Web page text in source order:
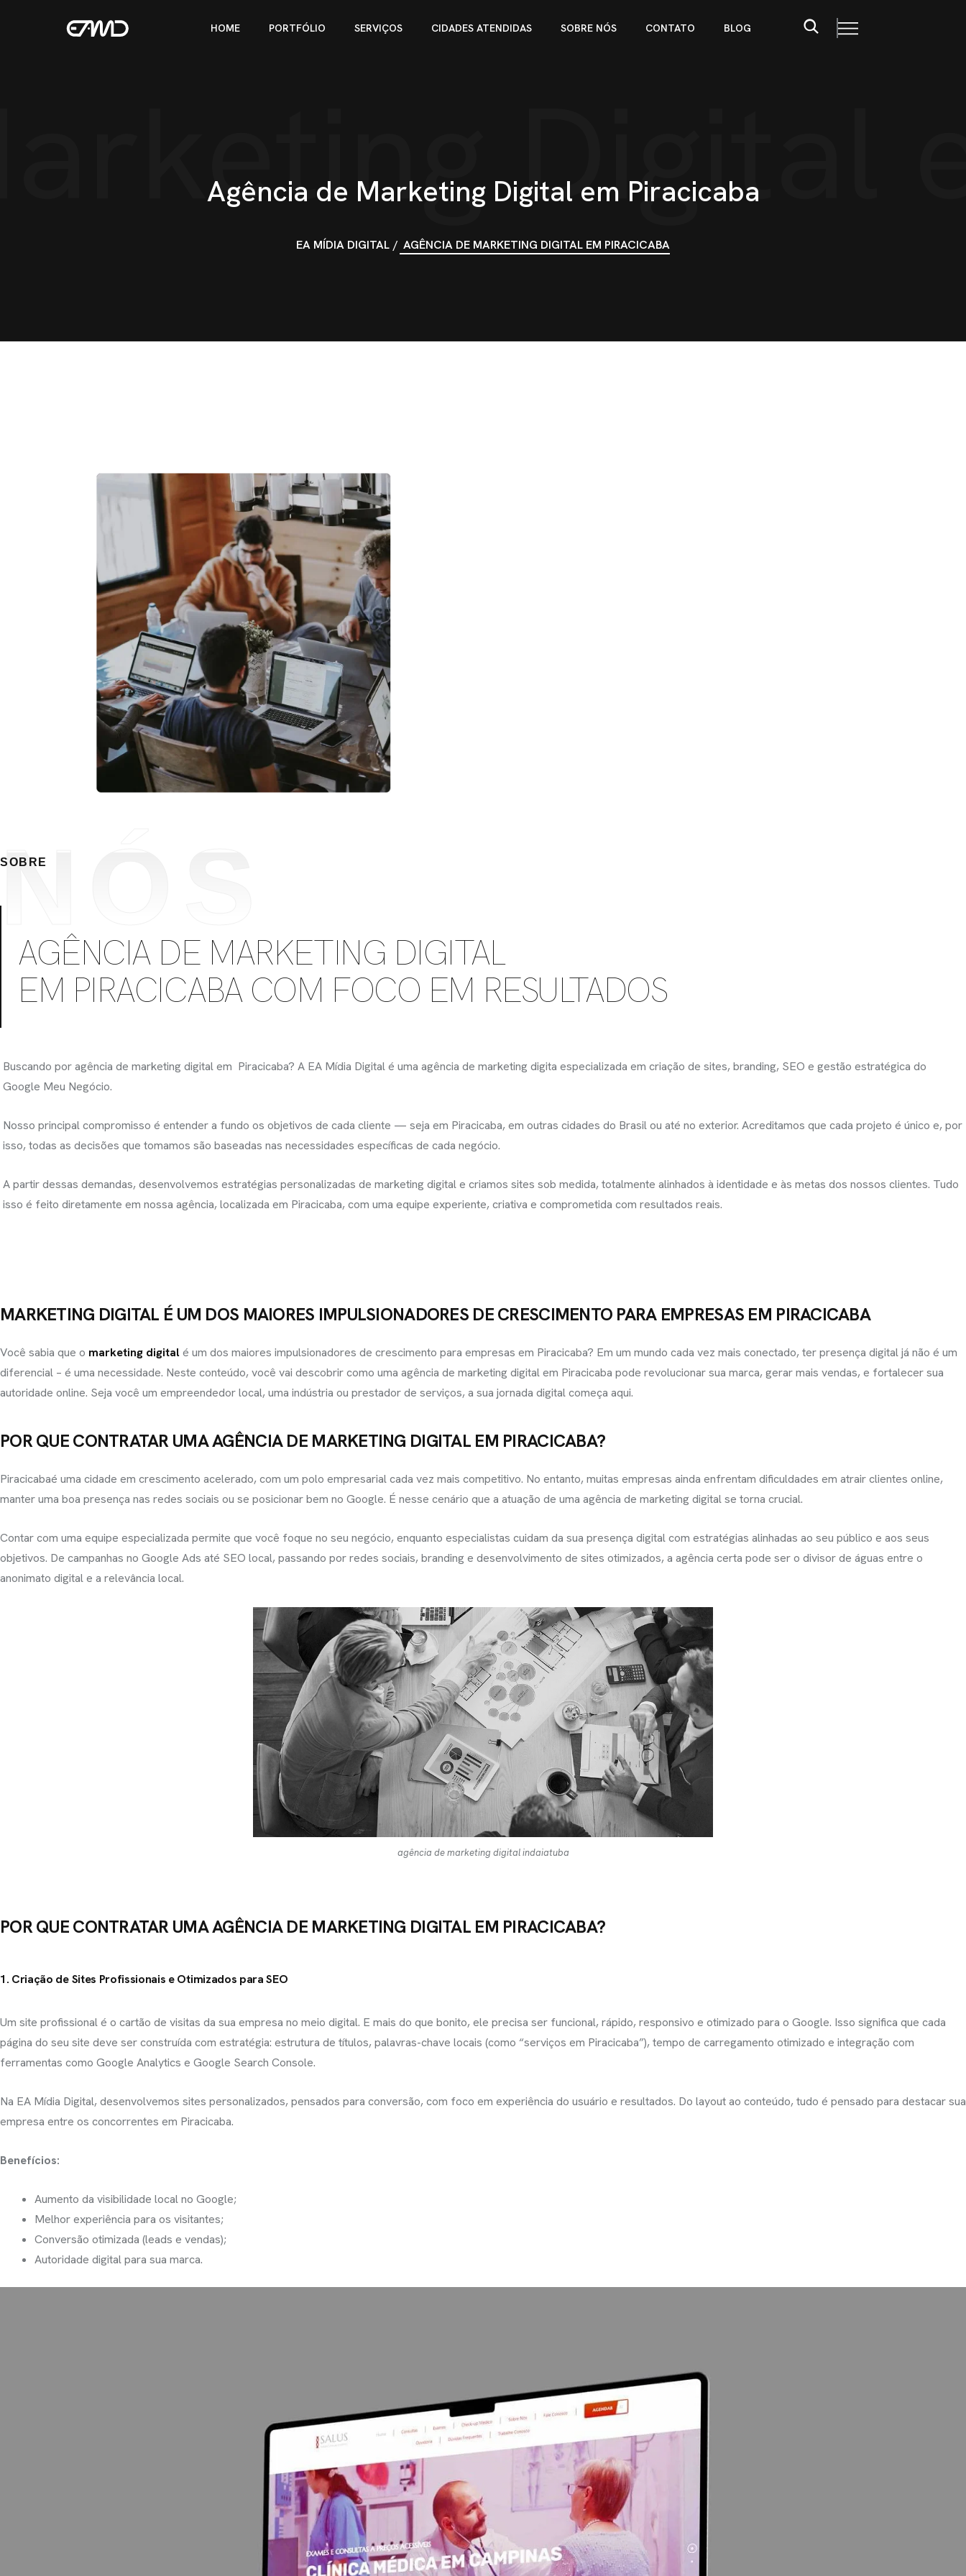
ATENDIDAS
NÓS
FALE CONOSCO
contato@eamidiadigital.com.br
+55 19 99655-1961
HOME PORTFÓLIO SERVIÇOS CIDADES ATENDIDAS SOBRE NÓS CONTATO BLOG
Agência de Marketing Digital em Piracicaba
Digital
EA MÍDIA DIGITAL AGÊNCIA DE MARKETING DIGITAL EM PIRACICABA
SOBRE
NÓS
AGÊNCIA DE MARKETING DIGITAL
EM PIRACICABA COM FOCO EM RESULTADOS
Buscando por agência de marketing digital em Piracicaba? A EA Mídia Digital é uma agência de marketing digita especializada em criação de sites, branding, SEO e gestão estratégica do
Google Meu Negócio.
Nosso principal compromisso é entender a fundo os objetivos de cada cliente — seja em Piracicaba, em outras cidades do Brasil ou até no exterior. Acreditamos que cada projeto é único e, por
isso, todas as decisões que tomamos são baseadas nas necessidades específicas de cada negócio.
A partir dessas demandas, desenvolvemos estratégias personalizadas de marketing digital e criamos sites sob medida, totalmente alinhados à identidade e às metas dos nossos clientes. Tudo
isso é feito diretamente em nossa agência, localizada em Piracicaba, com uma equipe experiente, criativa e comprometida com resultados reais.
MARKETING DIGITAL É UM DOS MAIORES IMPULSIONADORES DE CRESCIMENTO PARA EMPRESAS EM PIRACICABA
Você sabia que o marketing digitalé um dos maiores impulsionadores de crescimento para empresas em Piracicaba? Em um mundo cada vez mais conectado, ter presença digital já não é um
diferencial – é uma necessidade. Neste conteúdo, você vai descobrir como uma agência de marketing digital em Piracicaba pode revolucionar sua marca, gerar mais vendas, e fortalecer sua
autoridade online. Seja você um empreendedor local, uma indústria ou prestador de serviços, a sua jornada digital começa aqui.
POR QUE CONTRATAR UMA AGÊNCIA DE MARKETING DIGITAL EM PIRACICABA?
Piracicabaé uma cidade em crescimento acelerado, com um polo empresarial cada vez mais competitivo. No entanto, muitas empresas ainda enfrentam dificuldades em atrair clientes online,
manter uma boa presença nas redes sociais ou se posicionar bem no Google. É nesse cenário que a atuação de uma agência de marketing digital se torna crucial.
Contar com uma equipe especializada permite que você foque no seu negócio, enquanto especialistas cuidam da sua presença digital com estratégias alinhadas ao seu público e aos seus
objetivos. De campanhas no Google Ads até SEO local, passando por redes sociais, branding e desenvolvimento de sites otimizados, a agência certa pode ser o divisor de águas entre o
anonimato digital e a relevância local.
agência de marketing digital indaiatuba
POR QUE CONTRATAR UMA AGÊNCIA DE MARKETING DIGITAL EM PIRACICABA?
1. Criação de Sites Profissionais e Otimizados para SEO
Um site profissional é o cartão de visitas da sua empresa no meio digital. E mais do que bonito, ele precisa ser funcional, rápido, responsivo e otimizado para o Google. Isso significa que cada
página do seu site deve ser construída com estratégia: estrutura de títulos, palavras-chave locais (como “serviços em Piracicaba”), tempo de carregamento otimizado e integração com
ferramentas como Google Analytics e Google Search Console.
Na EA Mídia Digital, desenvolvemos sites personalizados, pensados para conversão, com foco em experiência do usuário e resultados. Do layout ao conteúdo, tudo é pensado para destacar sua
empresa entre os concorrentes em Piracicaba.
Benefícios:
Aumento da visibilidade local no Google;
Melhor experiência para os visitantes;
Conversão otimizada (leads e vendas);
Autoridade digital para sua marca.